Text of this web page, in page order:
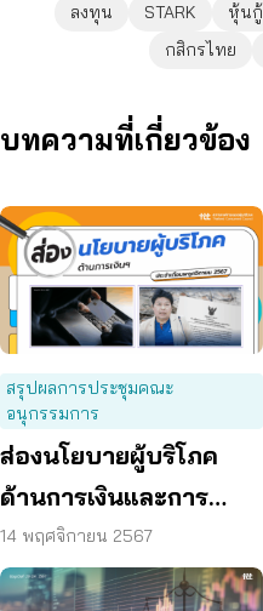
ลงทุน STARK หุ้นกู้
กสิกรไทย
บทความที่เกี่ยวข้อง
สรุปผลการประชุมคณะ
อนุกรรมการ
ส่องนโยบายผู้บริโภค
ด้านการเงินและการ
ธนาคาร ประจำเดือน
พ.ย. 67
14 พฤศจิกายน 2567